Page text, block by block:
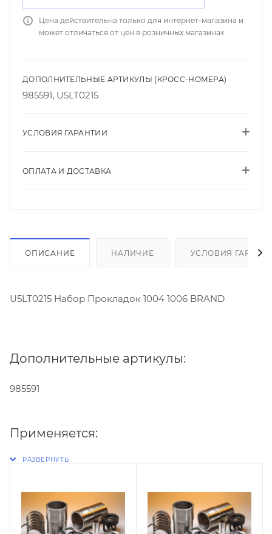
Цена действительна только для интернет-магазина и
может отличаться от цен в розничных магазинах
ДОПОЛНИТЕЛЬНЫЕ АРТИКУЛЫ (КРОСС-НОМЕРА)
985591, U5LT0215
УСЛОВИЯ ГАРАНТИИ
ОПЛАТА И ДОСТАВКА
ОПИСАНИЕ НАЛИЧИЕ УСЛОВИЯ
U5LT0215 Набор Прокладок 1004 1006 BRAND
Дополнительные артикулы:
985591
Применяется: